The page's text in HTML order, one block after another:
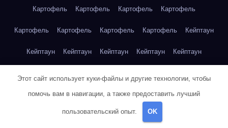
Картофель Картофель Картофель Картофель
Картофель Картофель Картофель Картофель Кейптаун
Кейптаун Кейптаун Кейптаун Кейптаун Кейптаун
Кейптаун Кейптаун Кейптаун Кейптаун Кейптаун
Кейптаун Кейптаун Кейптаун
Этот сайт использует куки-файлы и другие технологии, чтобы
помочь вам в навигации, а также предоставить лучший
пользовательский опыт. OK